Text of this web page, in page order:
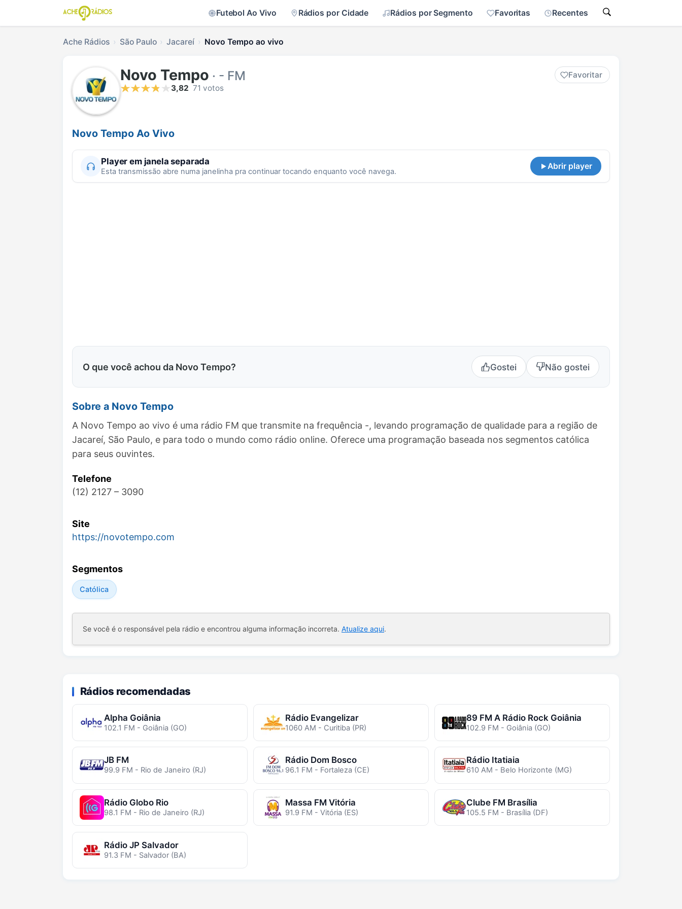
Futebol Ao Vivo Rádios por Cidade Rádios por Segmento Favoritas Recentes
Ache Rádios São Paulo Jacareí Novo Tempo ao vivo
Novo Tempo · - FM
Favoritar
3,82 71 votos
Novo Tempo Ao Vivo
Player em janela separada
Esta transmissão abre numa janelinha pra continuar tocando enquanto você navega.
Abrir player
O que você achou da Novo Tempo? Gostei Não gostei
Sobre a Novo Tempo
A Novo Tempo ao vivo é uma rádio FM que transmite na frequência -, levando programação de qualidade para a região de
Jacareí, São Paulo, e para todo o mundo como rádio online. Oferece uma programação baseada nos segmentos católica
para seus ouvintes.
Telefone
(12) 2127 – 3090
Site
https://novotempo.com
Segmentos
Católica
Se você é o responsável pela rádio e encontrou alguma informação incorreta. Atualize aqui.
Rádios recomendadas
Alpha Goiânia
102.1 FM - Goiânia (GO)
Rádio Evangelizar
1060 AM - Curitiba (PR)
89 FM A Rádio Rock Goiânia
102.9 FM - Goiânia (GO)
JB FM
99.9 FM - Rio de Janeiro (RJ)
Rádio Dom Bosco
96.1 FM - Fortaleza (CE)
Rádio Itatiaia
610 AM - Belo Horizonte (MG)
Rádio Globo Rio
98.1 FM - Rio de Janeiro (RJ)
Massa FM Vitória
91.9 FM - Vitória (ES)
Clube FM Brasília
105.5 FM - Brasília (DF)
Rádio JP Salvador
91.3 FM - Salvador (BA)